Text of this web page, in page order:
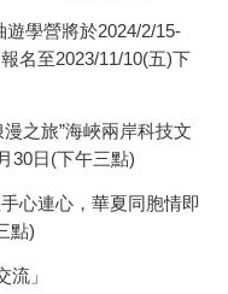
學營將於2024/2/15-
名至2023/11/10(五)下
之旅”海峽兩岸科技文
30日(下午三點)
心連心，華夏同胞情即
點)
」